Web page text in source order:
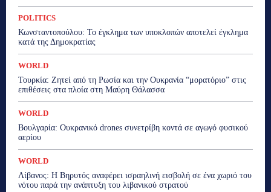
POLITICS
Κωνσταντοπούλου: Το έγκλημα των υποκλοπών αποτελεί έγκλημα
κατά της Δημοκρατίας
WORLD
Τουρκία: Ζητεί από τη Ρωσία και την Ουκρανία “μορατόριο” στις
επιθέσεις στα πλοία στη Μαύρη Θάλασσα
WORLD
Βουλγαρία: Ουκρανικό drones συνετρίβη κοντά σε αγωγό φυσικού
αερίου
WORLD
Λίβανος: Η Βηρυτός αναφέρει ισραηλινή εισβολή σε ένα χωριό του
νότου παρά την ανάπτυξη του λιβανικού στρατού